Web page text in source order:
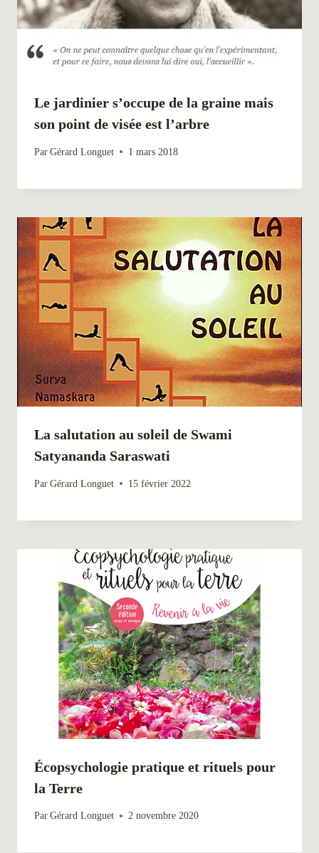
Le jardinier s’occupe de la graine mais
son point de visée est l’arbre
Par Gérard Longuet 1 mars 2018
La salutation au soleil de Swami
Satyananda Saraswati
Par Gérard Longuet 15 février 2022
Écopsychologie pratique et rituels pour
la Terre
Par Gérard Longuet 2 novembre 2020